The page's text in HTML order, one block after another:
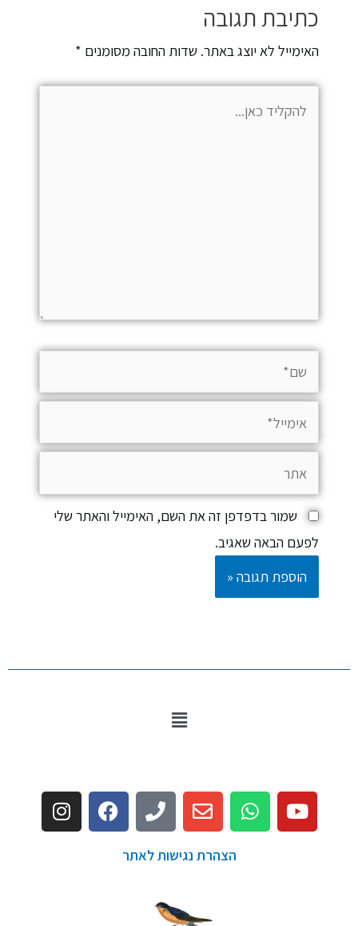
כתיבת תגובה
האימייל לא יוצג באתר. שדות החובה מסומנים *
שמור בדפדפן זה את השם, האימייל והאתר שלי
לפעם הבאה שאגיב.
הצהרת נגישות לאתר